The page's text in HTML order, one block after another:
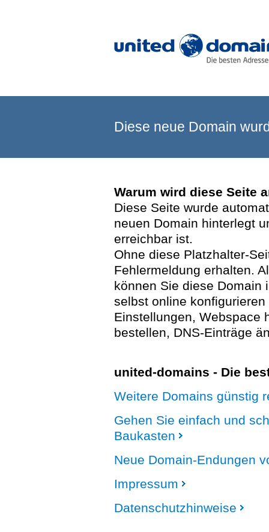
Diese neue Domain
Warum wird diese Seite
Diese Seite wurde
neuen Domain hinterlegt
erreichbar ist.
Ohne diese Platzhalter-
Fehlermeldung erhalten.
können Sie diese Domain
selbst online
Einstellungen, Webspace
bestellen, DNS-Einträge
united-domains - Die
Weitere Domains günstig
Gehen Sie einfach und
Baukasten
Neue Domain-Endungen
Impressum
Datenschutzhinweise